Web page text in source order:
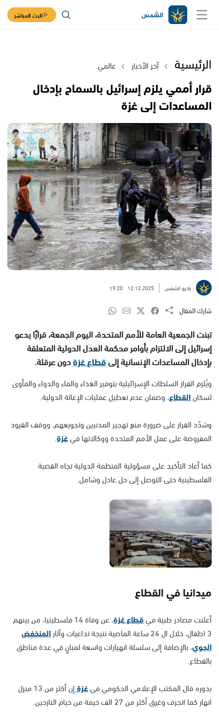
البث المباشر
الرئيسية آخر الأخبار عالمي
قرار أممي يلزم إسرائيل بالسماح بإدخال
المساعدات إلى غزة
راديو الشمس 12.12.2025
19:20
شارك المقال
تبنت الجمعية العامة للأمم المتحدة، اليوم الجمعة، قرارًا يدعو
إسرائيل إلى الالتزام بأوامر محكمة العدل الدولية المتعلقة
بإدخال المساعدات الإنسانية إلىقطاع غزةدون عرقلة.
ويُلزم القرار السلطات الإسرائيلية بتوفير الغذاء والماء والدواء والمأوى
لسكانالقطاع، وضمان عدم تعطيل عمليات الإغاثة الدولية.
وشدّد القرار على ضرورة منع تهجير المدنيين وتجويعهم، ووقف القيود
المفروضة على عمل الأمم المتحدة ووكالاتها فيغزة.
كما أعاد التأكيد على مسؤولية المنظمة الدولية تجاه القضية
الفلسطينية حتى التوصل إلى حل عادل وشامل.
ميدانيا في القطاع
أعلنت مصادر طبية فيقطاع غزة
، عن وفاة 14 فلسطينيا، من بينهم
3 اطفال، خلال ال 24 ساعة الماضية نتيجة تداعيات وآثار
المنخفض
الجوي، بالإضافة إلى سلسلة انهيارات واسعة لمبانٍ في عدة مناطق
بالقطاع.
بدوره قال المكتب الإعلامي الحكومي فيغزة
إن أكثر من 13 منزل
انهار كما انجرف وغرق أكثر من 27 الف خيمة من خيام النازحين.